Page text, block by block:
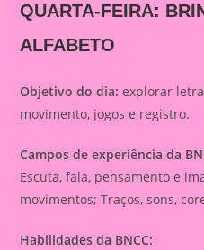
QUARTA-FEIRA:
ALFABETO
Objetivo do dia: explorar
movimento, jogos e registro.
Campos de experiência da
Escuta, fala, pensamento e
movimentos; Traços, sons,
Habilidades da BNCC: